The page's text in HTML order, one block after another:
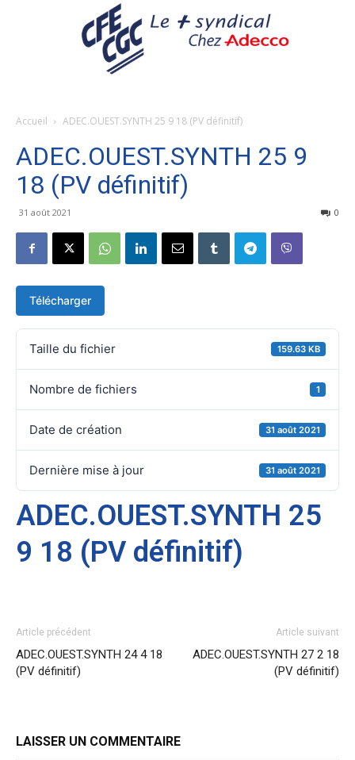
Accueil ADEC.OUEST.SYNTH 25 9 18 (PV définitif)
ADEC.OUEST.SYNTH 25 9
18 (PV définitif)
31 août 2021 0
Télécharger
Taille du fichier 159.63 KB
Nombre de fichiers 1
Date de création 31 août 2021
Dernière mise à jour 31 août 2021
ADEC.OUEST.SYNTH 25
9 18 (PV définitif)
Article précédent
ADEC.OUEST.SYNTH 24 4 18
(PV définitif)
Article suivant
ADEC.OUEST.SYNTH 27 2 18
(PV définitif)
LAISSER UN COMMENTAIRE